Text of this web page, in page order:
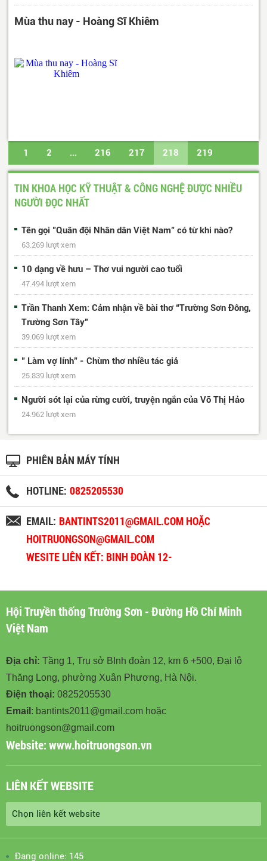
Mùa thu nay - Hoàng Sĩ Khiêm
1 2 ... 216 217 218 219
220 ... 487 488 Trang cuối
TIN KHOA HỌC KỸ THUẬT & CÔNG NGHỆ ĐƯỢC NHIỀU
NGƯỜI ĐỌC NHẤT
Tên gọi "Quân đội Nhân dân Việt Nam" có từ khi nào?
63.269 lượt xem
10 dạng về hưu – Thơ vui người cao tuổi
47.494 lượt xem
Trần Thanh Xem: Cảm nhận về bài thơ “Trường Sơn Đông,
Trường Sơn Tây”
39.069 lượt xem
" Làm vợ lính" - Chùm thơ nhiều tác giả
25.839 lượt xem
Người sót lại của rừng cười, truyện ngắn của Võ Thị Hảo
24.962 lượt xem
PHIÊN BẢN MÁY TÍNH
HOTLINE: 0825205530
EMAIL: BANTINTS2011@GMAIL.COM HOẶC
HOITRUONGSON@GMAIL.COM
WESITE LIÊN KẾT: BINH ĐOÀN 12-
Hội Truyền thống Trường Sơn - Đường Hồ Chí Minh
Việt Nam
Địa chỉ: Tầng 1, Trụ sở BInh đoàn 12, km 6 +500, Đại lộ
Thăng Long, phường Xuân Phương, Hà Nội.
Điện thoại: 0825205530
Email : bantints2011@gmail.com hoặc
hoitruongson@gmail.com
Website:www.hoitruongson.vn
LIÊN KẾT WEBSITE
Đang online: 145